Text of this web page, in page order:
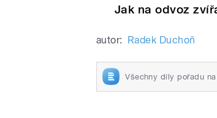
Jak na odvoz
autor: Radek Duchoň
Všechny díly pořadu na